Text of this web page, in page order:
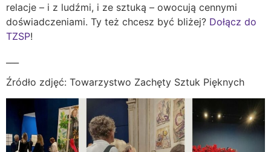
relacje – i z ludźmi, i ze sztuką – owocują cennymi
doświadczeniami. Ty też chcesz być bliżej? Dołącz do
TZSP!
Źródło zdjęć: Towarzystwo Zachęty Sztuk Pięknych